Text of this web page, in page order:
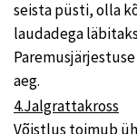
seista püsti, olla
laudadega
aeg.
4.Jalgrattakross
Võistlus toimub